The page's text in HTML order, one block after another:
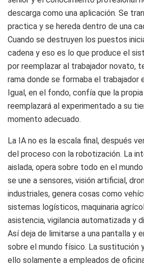
descarga como una aplicación. Se
practica y se hereda dentro de una
Cuando se destruyen los puestos
cadena y eso es lo que produce el
por reemplazar al trabajador novato,
rama donde se formaba el trabajador
Igual, en el fondo, confía que la
reemplazará al experimentado a su
momento adecuado.
La IA no es la escala final, después
del proceso con la robotización. La
aislada, opera sobre todo en el
se une a sensores, visión artificial,
industriales, genera cosas como
sistemas logísticos, maquinaria
asistencia, vigilancia automatizada y
Así deja de limitarse a una pantalla y
sobre el mundo físico. La sustitución
ello solamente a empleados de